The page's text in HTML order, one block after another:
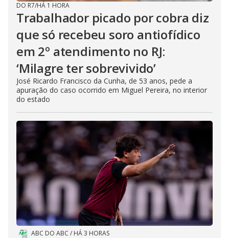
DO R7/HÁ 1 HORA
Trabalhador picado por cobra diz
que só recebeu soro antiofídico
em 2º atendimento no RJ:
‘Milagre ter sobrevivido’
José Ricardo Francisco da Cunha, de 53 anos, pede a
apuração do caso ocorrido em Miguel Pereira, no interior
do estado
ABC DO ABC / HÁ 3 HORAS